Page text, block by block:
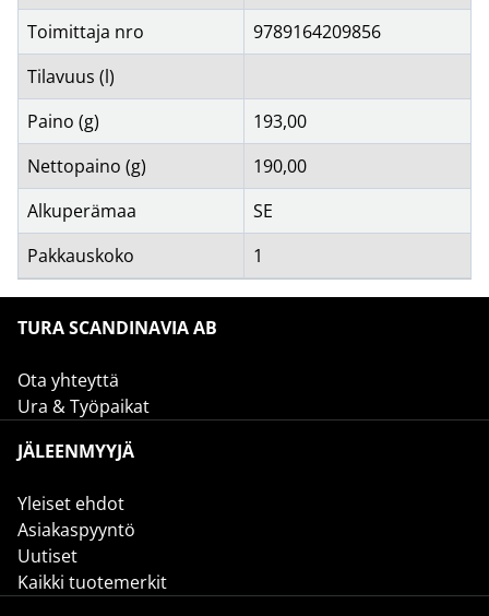
Toimittaja nro
9789164209856
Tilavuus (l)
Paino (g)
193,00
Nettopaino (g)
190,00
Alkuperämaa
SE
Pakkauskoko
1
TURA SCANDINAVIA AB
Ota yhteyttä
Ura & Työpaikat
JÄLEENMYYJÄ
Yleiset ehdot
Asiakaspyyntö
Uutiset
Kaikki tuotemerkit